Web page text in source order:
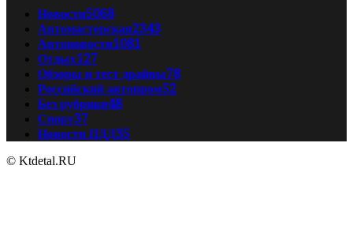
Новости5068
Автомастерская2343
Автоновости1081
Отдых127
Обзоры и тест драйвы78
Российский автопром52
Без рубрики48
Спорт37
Новости ПДД35
© Ktdetal.RU